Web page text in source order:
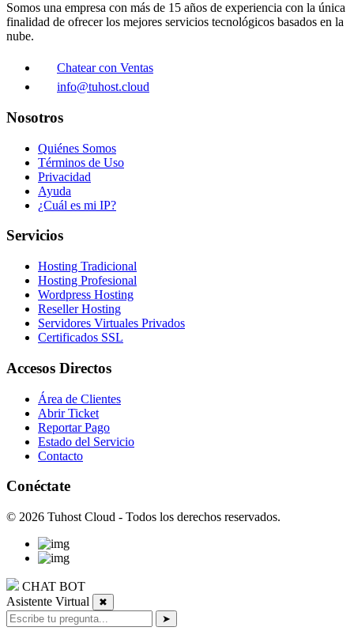
Somos una empresa con más de 15 años de experiencia con la única
finalidad de ofrecer los mejores servicios tecnológicos basados en la
nube.
Chatear con Ventas
info@tuhost.cloud
Nosotros
Quiénes Somos
Términos de Uso
Privacidad
Ayuda
¿Cuál es mi IP?
Servicios
Hosting Tradicional
Hosting Profesional
Wordpress Hosting
Reseller Hosting
Servidores Virtuales Privados
Certificados SSL
Accesos Directos
Área de Clientes
Abrir Ticket
Reportar Pago
Estado del Servicio
Contacto
Conéctate
© 2026 Tuhost Cloud - Todos los derechos reservados.
CHAT BOT
Asistente Virtual
✖
➤